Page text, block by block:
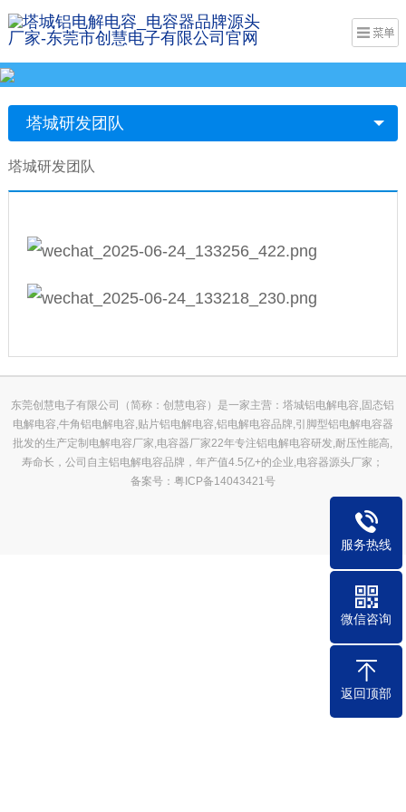
塔城研发团队
塔城研发团队
东莞创慧电子有限公司（简称：创慧电容）是一家主营：塔城铝电解电容,固态铝
电解电容,牛角铝电解电容,贴片铝电解电容,铝电解电容品牌,引脚型铝电解电容器
批发的生产定制电解电容厂家,电容器厂家22年专注铝电解电容研发,耐压性能高,
寿命长，公司自主铝电解电容品牌，年产值4.5亿+的企业,电容器源头厂家；
备案号：粤ICP备14043421号
服务热线
微信咨询
返回顶部